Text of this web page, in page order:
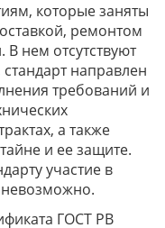
которые заняты
ремонтом
В нем отсутствуют
направлен
требований и
а также
и ее защите.
участие в
ГОСТ РВ